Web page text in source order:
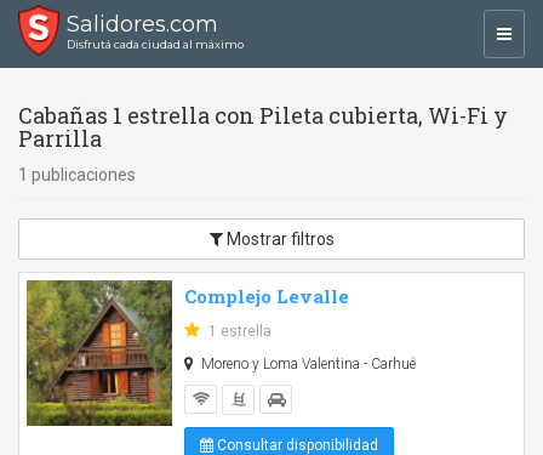
Salidores.com
Disfrutá cada ciudad al máximo
Cabañas 1 estrella con Pileta cubierta, Wi-Fi y
Parrilla
1 publicaciones
Mostrar filtros
Complejo Levalle
1 estrella
Moreno y Loma Valentina - Carhué
Consultar disponibilidad